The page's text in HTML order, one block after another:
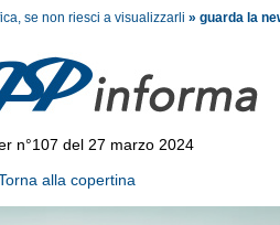
se non riesci a visualizzarli » guarda la
n°107 del 27 marzo 2024
alla copertina